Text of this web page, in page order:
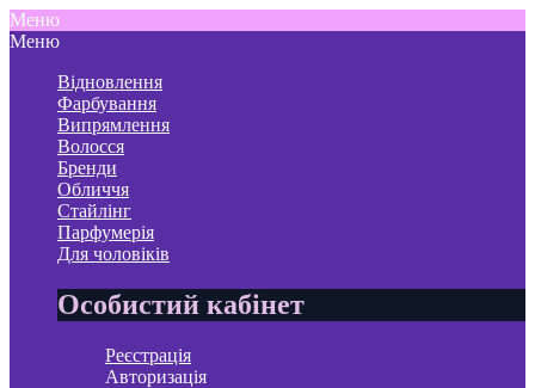
Меню
Меню
Відновлення
Фарбування
Випрямлення
Волосся
Бренди
Обличчя
Стайлінг
Парфумерія
Для чоловіків
Особистий кабінет
Реєстрація
Авторизація